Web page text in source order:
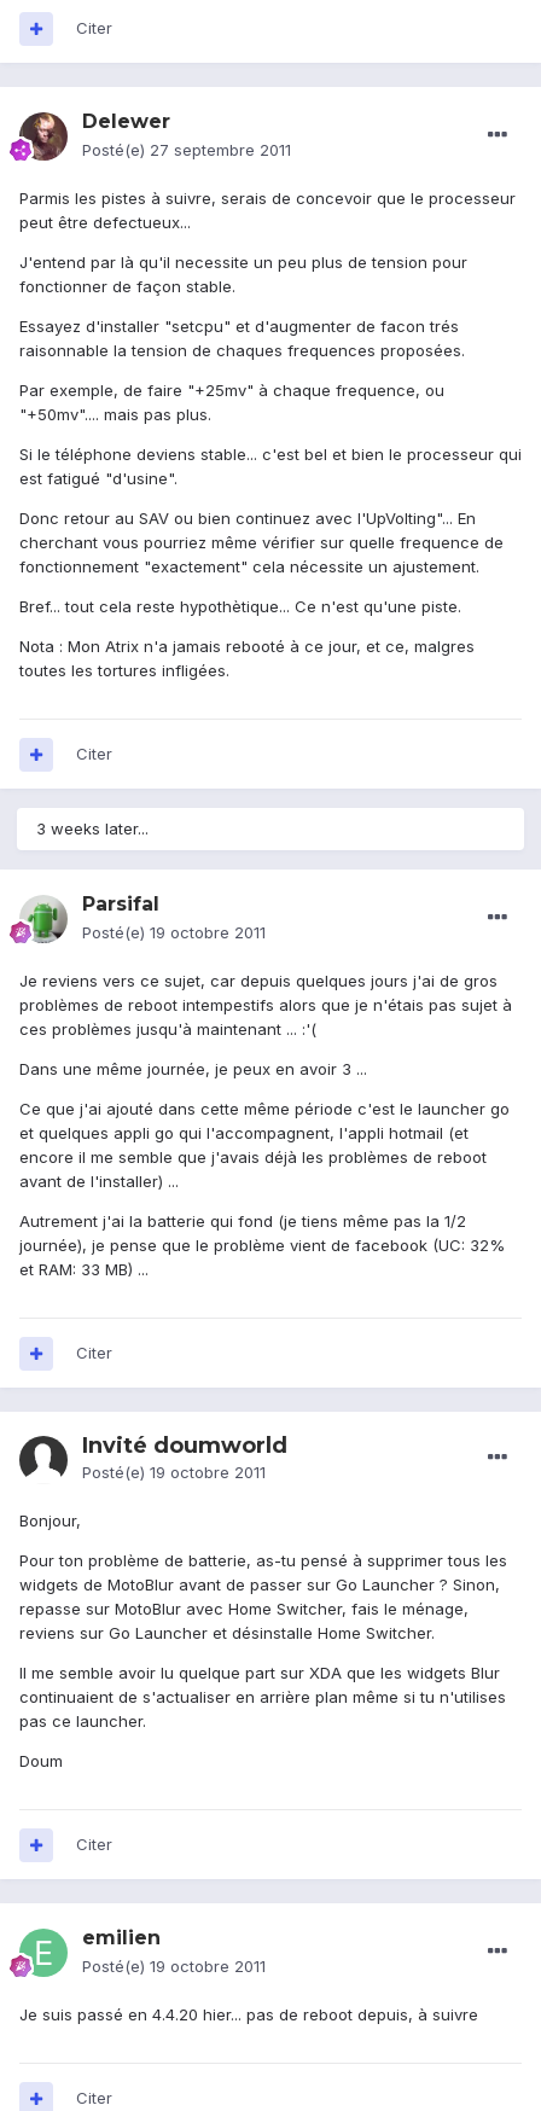
Citer
Delewer
Posté(e) 27 septembre 2011
Parmis les pistes à suivre, serais de concevoir que le processeur
peut être defectueux...
J'entend par là qu'il necessite un peu plus de tension pour
fonctionner de façon stable.
Essayez d'installer "setcpu" et d'augmenter de facon trés
raisonnable la tension de chaques frequences proposées.
Par exemple, de faire "+25mv" à chaque frequence, ou
"+50mv".... mais pas plus.
Si le téléphone deviens stable... c'est bel et bien le processeur qui
est fatigué "d'usine".
Donc retour au SAV ou bien continuez avec l'UpVolting"... En
cherchant vous pourriez même vérifier sur quelle frequence de
fonctionnement "exactement" cela nécessite un ajustement.
Bref... tout cela reste hypothètique... Ce n'est qu'une piste.
Nota : Mon Atrix n'a jamais rebooté à ce jour, et ce, malgres
toutes les tortures infligées.
Citer
3 weeks later...
Parsifal
Posté(e) 19 octobre 2011
Je reviens vers ce sujet, car depuis quelques jours j'ai de gros
problèmes de reboot intempestifs alors que je n'étais pas sujet à
ces problèmes jusqu'à maintenant ... :'(
Dans une même journée, je peux en avoir 3 ...
Ce que j'ai ajouté dans cette même période c'est le launcher go
et quelques appli go qui l'accompagnent, l'appli hotmail (et
encore il me semble que j'avais déjà les problèmes de reboot
avant de l'installer) ...
Autrement j'ai la batterie qui fond (je tiens même pas la 1/2
journée), je pense que le problème vient de facebook (UC: 32%
et RAM: 33 MB) ...
Citer
Invité doumworld
Posté(e) 19 octobre 2011
Bonjour,
Pour ton problème de batterie, as-tu pensé à supprimer tous les
widgets de MotoBlur avant de passer sur Go Launcher ? Sinon,
repasse sur MotoBlur avec Home Switcher, fais le ménage,
reviens sur Go Launcher et désinstalle Home Switcher.
Il me semble avoir lu quelque part sur XDA que les widgets Blur
continuaient de s'actualiser en arrière plan même si tu n'utilises
pas ce launcher.
Doum
Citer
emilien
Posté(e) 19 octobre 2011
Je suis passé en 4.4.20 hier... pas de reboot depuis, à suivre
Citer